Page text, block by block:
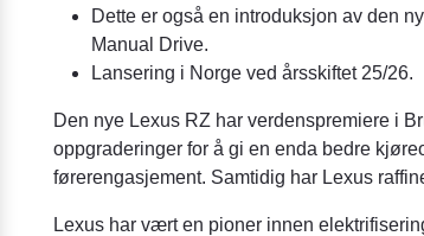
Dette er også en introduksjon av den
Manual Drive.
Lansering i Norge ved årsskiftet 25/26.
Den nye Lexus RZ har verdenspremiere i
oppgraderinger for å gi en enda bedre
førerengasjement. Samtidig har Lexus
Lexus har vært en pioner innen